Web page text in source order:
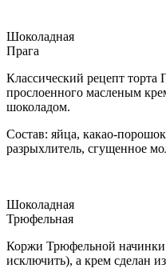
Шоколадная
Прага
Классический рецепт торта
прослоенного масленым
шоколадом.
Состав: яйца, какао-
разрыхлитель, сгущенное
Шоколадная
Трюфельная
Коржи Трюфельной
исключить), а крем сделан